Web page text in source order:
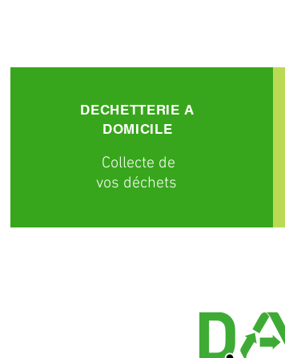
DECHETTERIE A
DOMICILE
Collecte de
vos déchets